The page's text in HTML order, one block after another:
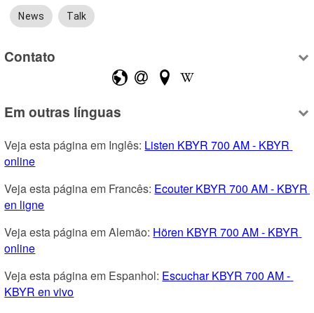
News Talk
Contato
Em outras línguas
Veja esta página em Inglês: Listen KBYR 700 AM - KBYR
online
Veja esta página em Francês: Ecouter KBYR 700 AM - KBYR
en ligne
Veja esta página em Alemão: Hören KBYR 700 AM - KBYR
online
Veja esta página em Espanhol: Escuchar KBYR 700 AM -
KBYR en vivo